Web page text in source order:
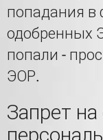
попадания в
одобренных
попали -
ЭОР.
Запрет